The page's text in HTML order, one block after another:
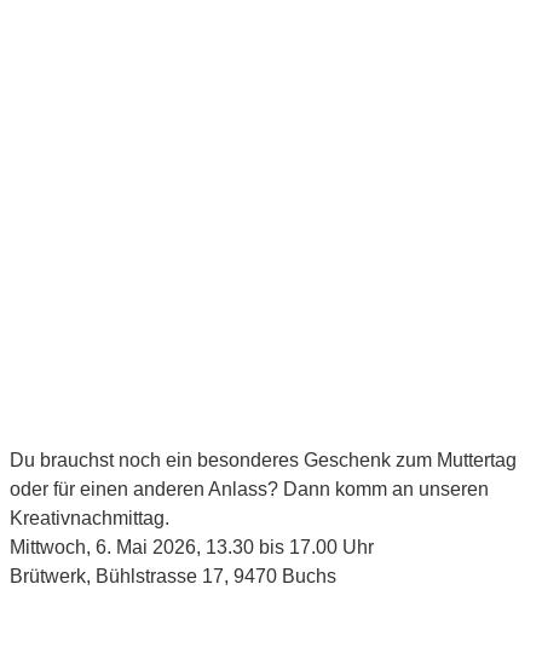
Du brauchst noch ein besonderes Geschenk zum Muttertag
oder für einen anderen Anlass? Dann komm an unseren
Kreativnachmittag.
Mittwoch, 6. Mai 2026, 13.30 bis 17.00 Uhr
Brütwerk, Bühlstrasse 17, 9470 Buchs